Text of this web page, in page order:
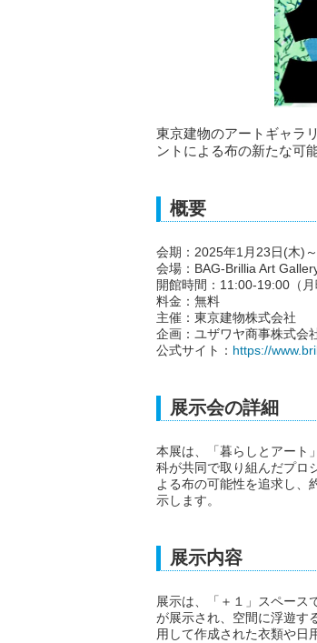
東京建物のアートギャラ
ントによる布の新たな可
概要
会期：2025年1月23日(木)
会場：BAG-Brillia Art
開館時間：11:00-19:00（月
料金：無料
主催：東京建物株式会社
企画：ユザワヤ商事株式会
公式サイト： https://
展示会の詳細
本展は、「暮らしとアート
科が共同で取り組んだプロ
よる布の可能性を追求し、
示します。
展示内容
展示は、「＋１」スペース
が展示され、空間に浮遊す
用して作成された衣類や日